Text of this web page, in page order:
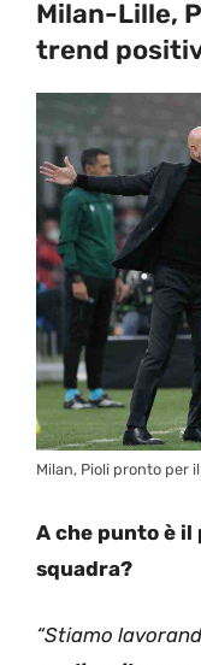
Milan-Lille,
trend
Milan, Pioli pronto per
A che punto è
squadra?
“Stiamo